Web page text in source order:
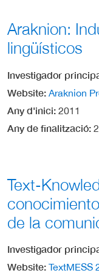
Araknion:
lingüísticos
Investigador
Website Araknion
Any d'inici 2011
Any de finalització
Text-
de la
Investigador
Website TextMESS